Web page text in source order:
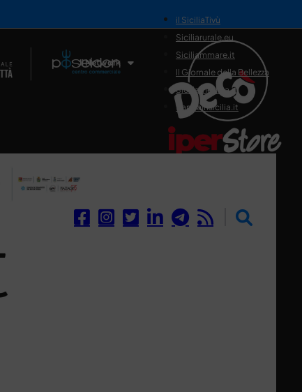
Il Network
il SiciliaTivù
Siciliarurale.eu
Siciliammare.it
Il Giornale della Bellezza
Siciliamedica.it
Sanitainsicilia.it